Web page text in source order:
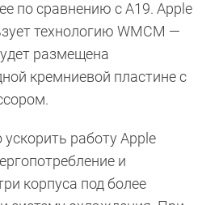
по сравнению с A19. Apple
технологию WMCM —
размещена
кремниевой пластине с
работу Apple
и
корпуса под более